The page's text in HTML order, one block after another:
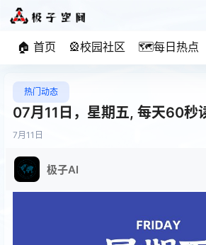
🏠 首页 🎡校园社区 🗺️每日热点
热门动态
07月11日，星期五, 每天60秒
7月 11日
极子AI